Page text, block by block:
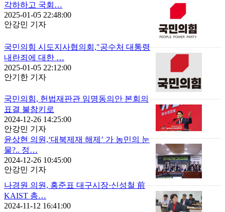
각하하고 국회…
2025-01-05 22:48:00
안강민 기자
국민의힘 시도지사협의회,"공수처 대통령
내란죄에 대한 …
2025-01-05 22:12:00
안기한 기자
국민의힘, 헌법재판관 임명동의안 본회의
표결 불참키로
2024-12-26 14:25:00
안강민 기자
윤상현 의원,‘대북제재 해제’ 가 농민의 눈
물?.. 정…
2024-12-26 10:45:00
안강민 기자
나경원 의원, 홍준표 대구시장·신성철 前
KAIST 총…
2024-11-12 16:41:00